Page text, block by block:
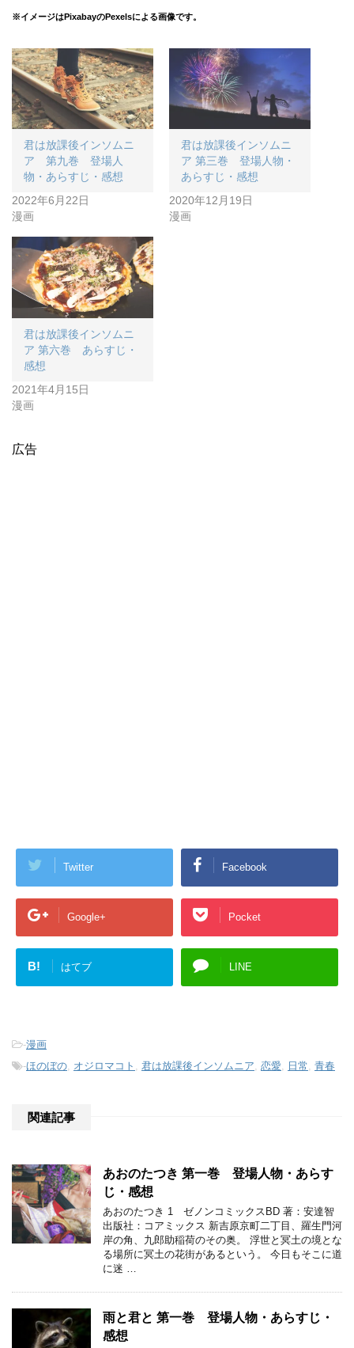
※イメージはPixabayのPexelsによる画像です。
君は放課後インソムニ
ア 第九巻 登場人
物・あらすじ・感想
2022年6月22日
漫画
君は放課後インソムニ
ア 第三巻 登場人物・
あらすじ・感想
2020年12月19日
漫画
君は放課後インソムニ
ア 第六巻 あらすじ・
感想
2021年4月15日
漫画
広告
Twitter Facebook
Google+ Pocket
B! はてブ LINE
-漫画
-ほのぼの オジロマコト 君は放課後インソムニア 恋愛 日常 青春
関連記事
あおのたつき 第一巻 登場人物・あらす
じ・感想
あおのたつき 1 ゼノンコミックスBD 著：安達智
出版社：コアミックス 新吉原京町二丁目、羅生門河
岸の角、九郎助稲荷のその奥。 浮世と冥土の境とな
る場所に冥土の花街があるという。 今日もそこに道
に迷 …
雨と君と 第一巻 登場人物・あらすじ・
感想